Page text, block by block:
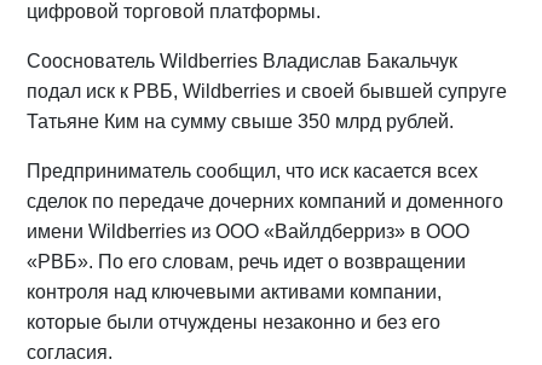
цифровой торговой платформы.
Сооснователь Wildberries Владислав Бакальчук
подал иск к РВБ, Wildberries и своей бывшей супруге
Татьяне Ким на сумму свыше 350 млрд рублей.
Предприниматель сообщил, что иск касается всех
сделок по передаче дочерних компаний и доменного
имени Wildberries из ООО «Вайлдберриз» в ООО
«РВБ». По его словам, речь идет о возвращении
контроля над ключевыми активами компании,
которые были отчуждены незаконно и без его
согласия.